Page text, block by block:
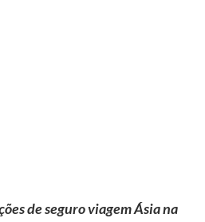
de seguro viagem Ásia na